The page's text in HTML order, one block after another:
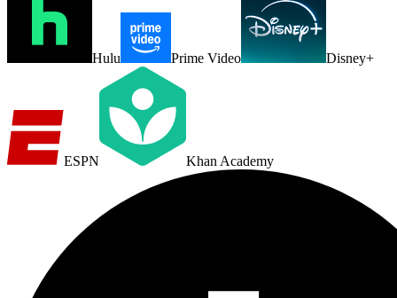
Hulu Prime Video Disney+
ESPN Khan Academy